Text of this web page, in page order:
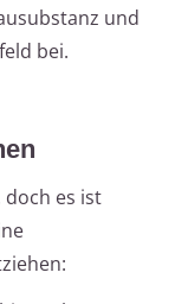
und
bei.
es ist